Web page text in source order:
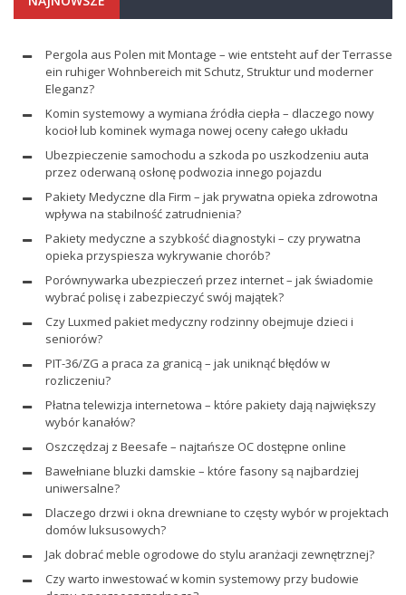
Pergola aus Polen mit Montage – wie entsteht auf der Terrasse
ein ruhiger Wohnbereich mit Schutz, Struktur und moderner
Eleganz?
Komin systemowy a wymiana źródła ciepła – dlaczego nowy
kocioł lub kominek wymaga nowej oceny całego układu
Ubezpieczenie samochodu a szkoda po uszkodzeniu auta
przez oderwaną osłonę podwozia innego pojazdu
Pakiety Medyczne dla Firm – jak prywatna opieka zdrowotna
wpływa na stabilność zatrudnienia?
Pakiety medyczne a szybkość diagnostyki – czy prywatna
opieka przyspiesza wykrywanie chorób?
Porównywarka ubezpieczeń przez internet – jak świadomie
wybrać polisę i zabezpieczyć swój majątek?
Czy Luxmed pakiet medyczny rodzinny obejmuje dzieci i
seniorów?
PIT-36/ZG a praca za granicą – jak uniknąć błędów w
rozliczeniu?
Płatna telewizja internetowa – które pakiety dają największy
wybór kanałów?
Oszczędzaj z Beesafe – najtańsze OC dostępne online
Bawełniane bluzki damskie – które fasony są najbardziej
uniwersalne?
Dlaczego drzwi i okna drewniane to częsty wybór w projektach
domów luksusowych?
Jak dobrać meble ogrodowe do stylu aranżacji zewnętrznej?
Czy warto inwestować w komin systemowy przy budowie